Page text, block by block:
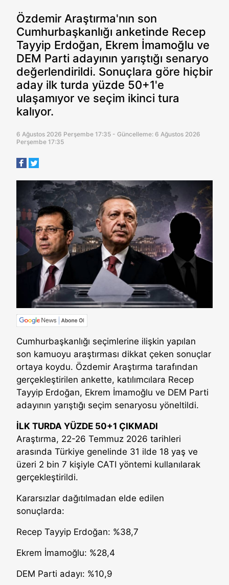
Özdemir Araştırma'nın son
Cumhurbaşkanlığı anketinde Recep
Tayyip Erdoğan, Ekrem İmamoğlu ve
DEM Parti adayının yarıştığı senaryo
değerlendirildi. Sonuçlara göre hiçbir
aday ilk turda yüzde 50+1'e
ulaşamıyor ve seçim ikinci tura
kalıyor.
6 Ağustos 2026 Perşembe 17:35 - Güncelleme: 6 Ağustos 2026
Perşembe 17:35
Cumhurbaşkanlığı seçimlerine ilişkin yapılan
son kamuoyu araştırması dikkat çeken sonuçlar
ortaya koydu. Özdemir Araştırma tarafından
gerçekleştirilen ankette, katılımcılara Recep
Tayyip Erdoğan, Ekrem İmamoğlu ve DEM Parti
adayının yarıştığı seçim senaryosu yöneltildi.
İLK TURDA YÜZDE 50+1 ÇIKMADI
Araştırma, 22-26 Temmuz 2026 tarihleri
arasında Türkiye genelinde 31 ilde 18 yaş ve
üzeri 2 bin 7 kişiyle CATI yöntemi kullanılarak
gerçekleştirildi.
Kararsızlar dağıtılmadan elde edilen
sonuçlarda:
Recep Tayyip Erdoğan: %38,7
Ekrem İmamoğlu: %28,4
DEM Parti adayı: %10,9